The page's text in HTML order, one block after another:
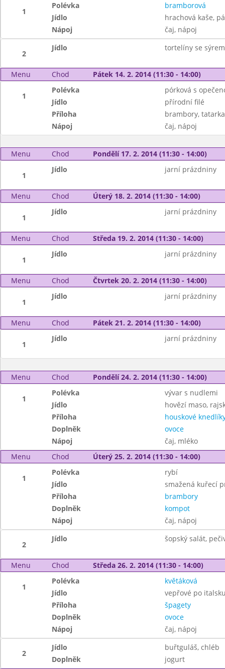
1
Polévka
bramborová
Jídlo
hrachová kaše,
Nápoj
čaj, nápoj
2
Jídlo tortelíny se
Menu Chod Pátek 14. 2. 2014 (11:30 - 14:00)
1
Polévka
pórková s
Jídlo
přírodní filé
Příloha
brambory, tatarka
Nápoj
čaj, nápoj
Menu Chod Pondělí 17. 2. 2014 (11:30 - 14:00)
1
Jídlo jarní prázdniny
Menu Chod Úterý 18. 2. 2014 (11:30 - 14:00)
1
Jídlo jarní prázdniny
Menu Chod Středa 19. 2. 2014 (11:30 - 14:00)
1
Jídlo jarní prázdniny
Menu Chod Čtvrtek 20. 2. 2014 (11:30 - 14:00)
1
Jídlo jarní prázdniny
Menu Chod Pátek 21. 2. 2014 (11:30 - 14:00)
1
Jídlo jarní prázdniny
Menu Chod Pondělí 24. 2. 2014 (11:30 - 14:00)
1
Polévka
vývar s nudlemi
Jídlo
hovězí maso,
Příloha
houskové
Doplněk
ovoce
Nápoj
čaj, mléko
Menu
Chod Úterý 25. 2. 2014 (11:30 - 14:00)
1
Polévka
rybí
Jídlo
smažená kuřecí
Příloha
brambory
Doplněk
kompot
Nápoj
čaj, nápoj
2
Jídlo šopský salát,
Menu Chod Středa 26. 2. 2014 (11:30 - 14:00)
1
Polévka
květáková
Jídlo
vepřové po
Příloha
špagety
Doplněk
ovoce
Nápoj
čaj, nápoj
2
Jídlo
buřtguláš, chléb
Doplněk
jogurt